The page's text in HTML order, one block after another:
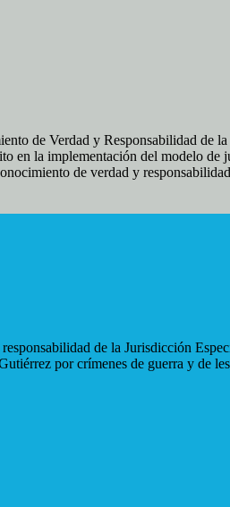
de Verdad y Responsabilidad de
en la implementación del modelo
de verdad y
de la Jurisdicción
por crímenes de guerra y de